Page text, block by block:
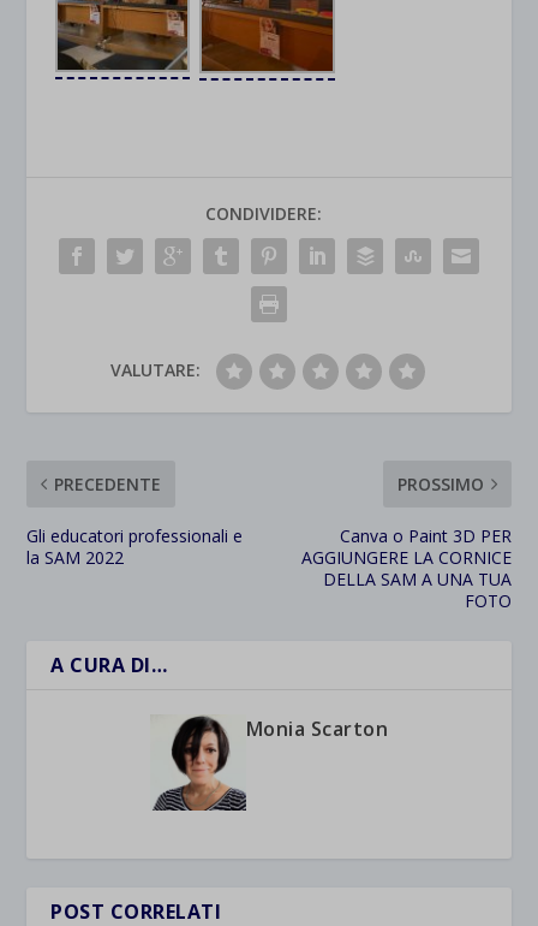
CONDIVIDERE:
VALUTARE:
PRECEDENTE
Gli educatori professionali e
la SAM 2022
PROSSIMO
Canva o Paint 3D PER
AGGIUNGERE LA CORNICE
DELLA SAM A UNA TUA
FOTO
A CURA DI…
Monia Scarton
POST CORRELATI